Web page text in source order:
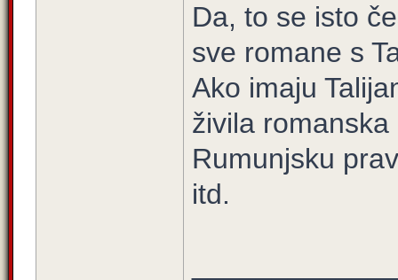
Da, to se isto
sve romane s
Ako imaju
živila
Rumunjsku
itd.